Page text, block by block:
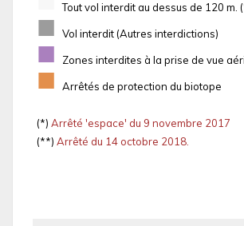
Tout vol interdit au dessus de 120 m.
■ Vol interdit (Autres interdictions)
■ Zones interdites à la prise de vue
■ Arrêtés de protection du biotope
(*) Arrêté 'espace' du 9 novembre 2017
(**) Arrêté du 14 octobre 2018.